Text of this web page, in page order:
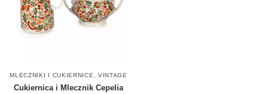
MLECZNIKI I CUKIERNICE VINTAGE
Cukiernica i Mlecznik Cepelia